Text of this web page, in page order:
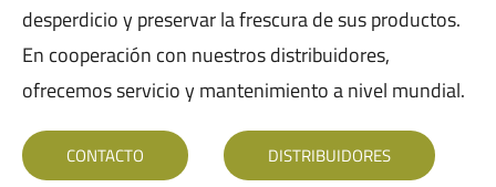
desperdicio y preservar la frescura de sus productos.
En cooperación con nuestros distribuidores,
ofrecemos servicio y mantenimiento a nivel mundial.
CONTACTO DISTRIBUIDORES